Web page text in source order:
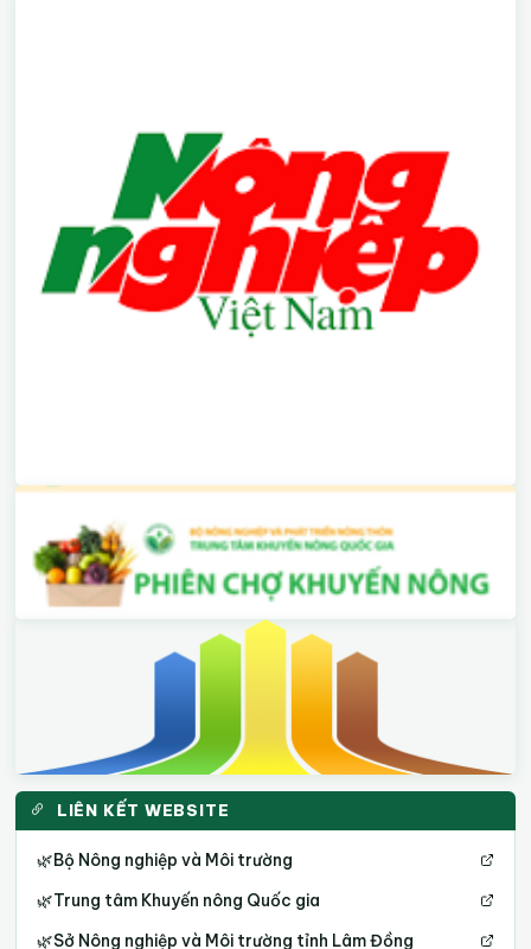
LIÊN KẾT WEBSITE
🌿Bộ Nông nghiệp và Môi trường
🌿Trung tâm Khuyến nông Quốc gia
🌿Sở Nông nghiệp và Môi trường tỉnh Lâm Đồng